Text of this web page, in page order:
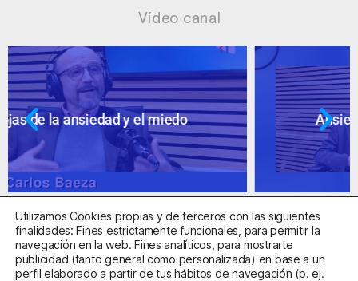
Vídeo canal
Ansiedad: supuestos cuestionables
Centro Sanitario Autorizado con el código E08737002
Utilizamos Cookies propias y de terceros con las siguientes
finalidades: Fines estrictamente funcionales, para permitir la
navegación en la web. Fines analíticos, para mostrarte
publicidad (tanto general como personalizada) en base a un
perfil elaborado a partir de tus hábitos de navegación (p. ej.